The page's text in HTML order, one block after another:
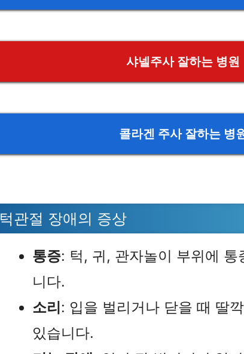
샤넬주사 잘하는 병원
콜라겐 주사 잘하는 병
턱관절 장애의 증상
통증: 턱, 귀, 관자놀이 부위에 통
니다.
소리 : 입을 벌리거나 닫을 때 딸
있습니다.